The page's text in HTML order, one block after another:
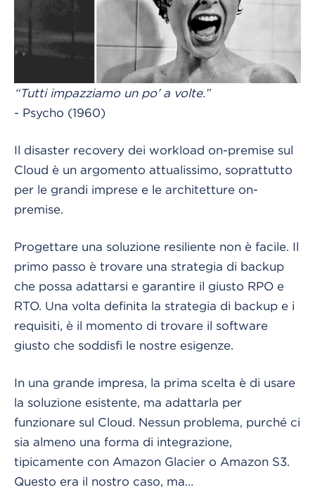
“Tutti impazziamo un po’ a volte.”
- Psycho (1960)
Il disaster recovery dei workload on-premise sul
Cloud è un argomento attualissimo, soprattutto
per le grandi imprese e le architetture on-
premise.
Progettare una soluzione resiliente non è facile. Il
primo passo è trovare una strategia di backup
che possa adattarsi e garantire il giusto RPO e
RTO. Una volta definita la strategia di backup e i
requisiti, è il momento di trovare il software
giusto che soddisfi le nostre esigenze.
In una grande impresa, la prima scelta è di usare
la soluzione esistente, ma adattarla per
funzionare sul Cloud. Nessun problema, purché ci
sia almeno una forma di integrazione,
tipicamente con Amazon Glacier o Amazon S3.
Questo era il nostro caso, ma…